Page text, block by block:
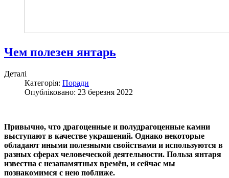
Чем полезен янтарь
Деталі
Категорія: Поради
Опубліковано: 23 березня 2022
Привычно, что драгоценные и полудрагоценные камни
выступают в качестве украшений. Однако некоторые
обладают иными полезными свойствами и используются в
разных сферах человеческой деятельности. Польза янтаря
известна с незапамятных времён, и сейчас мы
познакомимся с нею поближе.